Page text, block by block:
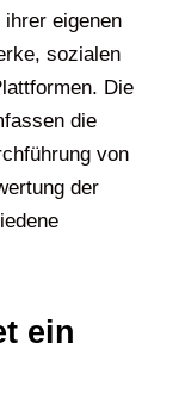
eigenen
sozialen
Die
die
von
der
ein